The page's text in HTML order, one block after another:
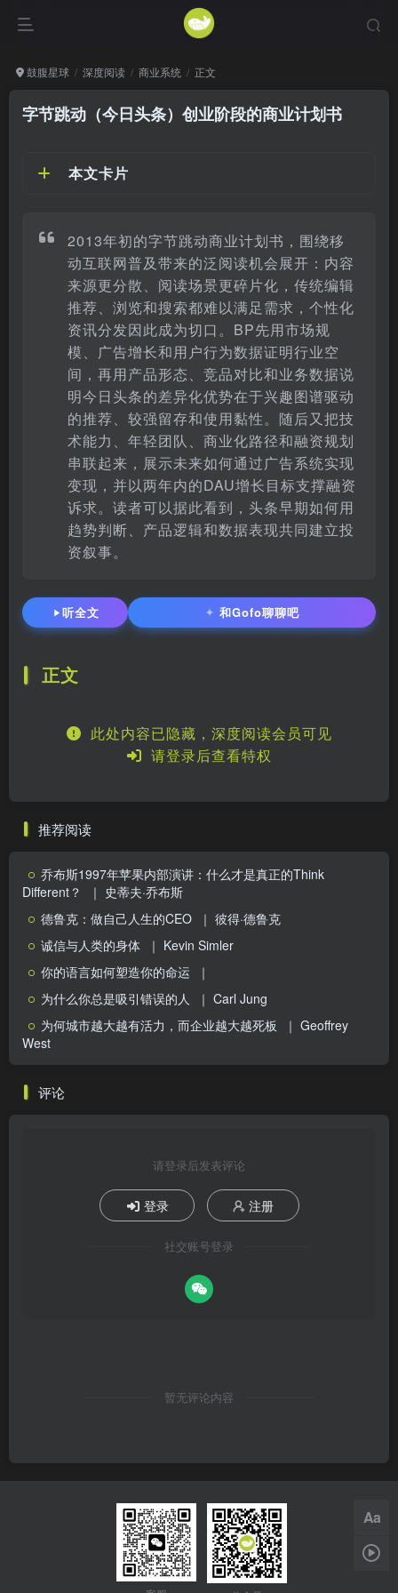
鼓腹星球 深度阅读 商业系统 正文
字节跳动（今日头条）创业阶段的商业计划书
本文卡片
2013年初的字节跳动商业计划书，围绕移
动互联网普及带来的泛阅读机会展开：内容
来源更分散、阅读场景更碎片化，传统编辑
推荐、浏览和搜索都难以满足需求，个性化
资讯分发因此成为切口。BP先用市场规
模、广告增长和用户行为数据证明行业空
间，再用产品形态、竞品对比和业务数据说
明今日头条的差异化优势在于兴趣图谱驱动
的推荐、较强留存和使用黏性。随后又把技
术能力、年轻团队、商业化路径和融资规划
串联起来，展示未来如何通过广告系统实现
变现，并以两年内的DAU增长目标支撑融资
诉求。读者可以据此看到，头条早期如何用
趋势判断、产品逻辑和数据表现共同建立投
资叙事。
听全文 ✦ 和Gofo聊聊吧
正文
此处内容已隐藏，深度阅读会员可见
请登录后查看特权
推荐阅读
乔布斯1997年苹果内部演讲：什么才是真正的Think
Different？
｜ 史蒂夫·乔布斯
德鲁克：做自己人生的CEO ｜ 彼得·德鲁克
诚信与人类的身体 ｜ Kevin Simler
你的语言如何塑造你的命运 ｜
为什么你总是吸引错误的人 ｜ Carl Jung
为何城市越大越有活力，而企业越大越死板 ｜ Geoffrey
West
评论
请登录后发表评论
登录 注册
社交账号登录
暂无评论内容
Aa